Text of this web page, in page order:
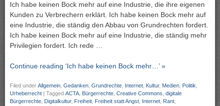
Ich habe keinen Bock mehr auf eine Industrie, die ihre eigenen
Kunden zu Verbrechern erklärt. Ich habe keinen Bock mehr auf
eine Industrie, die ständig den Abbau von Grundrechten fordert.
Ich habe keinen Bock mehr auf eine Industrie, die ständig mehr
Privilegien fordert. Ich rede …
Continue reading ‘Ich habe keinen Bock mehr…’ »
Filed under Allgemein, Gedanken, Grundrechte, Internet, Kultur, Medien, Politik,
Urheberrecht
Tagged ACTA, Bürgerrechte, Creative Commons, digitale
Bürgerrechte, Digitalkultur, Freiheit, Freiheit statt Angst, Internet, Rant,